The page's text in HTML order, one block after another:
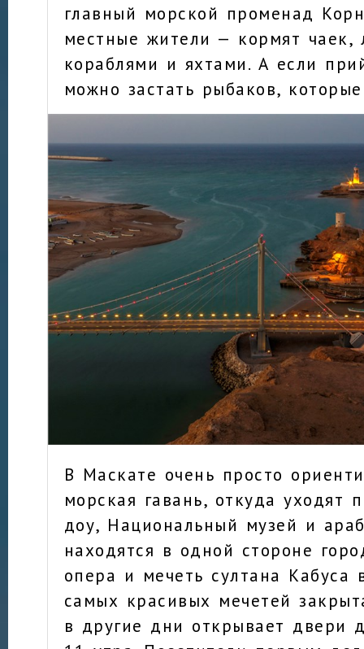
главный морской променад
местные жители — кормят чаек,
кораблями и яхтами. А если
можно застать рыбаков,
В Маскате очень просто
морская гавань, откуда уходят
доу, Национальный музей и
находятся в одной стороне
опера и мечеть султана Кабуса
самых красивых мечетей
в другие дни открывает двери